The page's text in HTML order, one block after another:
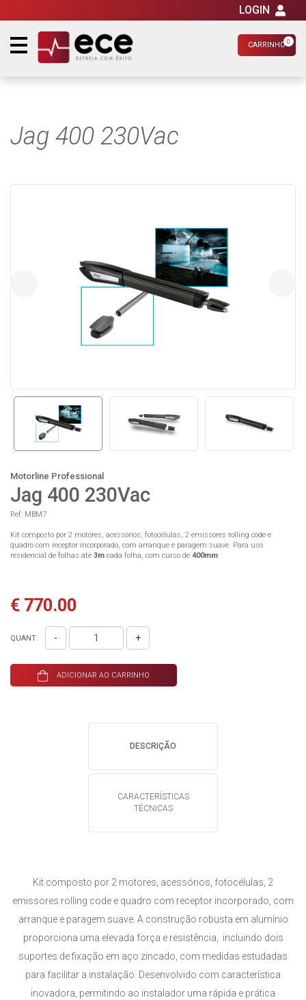
CARRINHO 0
LOGIN
Jag 400 230Vac
Motorline Professional
Jag 400 230Vac
Ref: MBM7
Kit composto por 2 motores, acessórios, fotocélulas, 2 emissores rolling code e
quadro com receptor incorporado, com arranque e paragem suave. Para uso
residencial de folhas até 3m cada folha, com curso de 400mm
€ 770.00
QUANT: - +
ADICIONAR AO CARRINHO
DESCRIÇÃO
CARACTERÍSTICAS
TÉCNICAS
Kit composto por 2 motores, acessórios, fotocélulas, 2
emissores rolling code e quadro com receptor incorporado, com
arranque e paragem suave. A construção robusta em alumínio
proporciona uma elevada força e resistência, incluindo dois
suportes de fixação em aço zincado, com medidas estudadas
para facilitar a instalação. Desenvolvido com característica
inovadora, permitindo ao instalador uma rápida e prática